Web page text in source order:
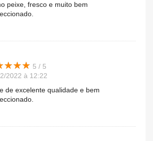
peixe, fresco e muito bem
★★★
★★★ 5 / 5
2022 à 12:22
de excelente qualidade e bem